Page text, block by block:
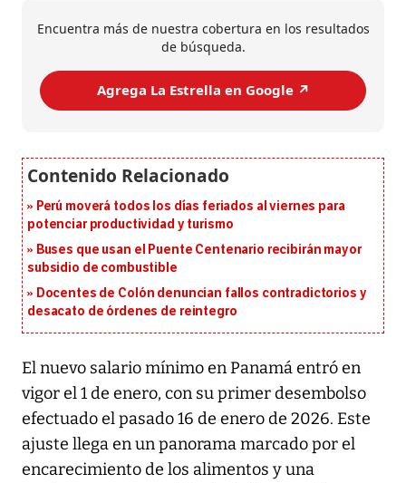
Encuentra más de nuestra cobertura en los resultados
de búsqueda.
Agrega La Estrella en Google ↗️
Perú moverá todos los días feriados al viernes para
potenciar productividad y turismo
Buses que usan el Puente Centenario recibirán mayor
subsidio de combustible
Docentes de Colón denuncian fallos contradictorios y
desacato de órdenes de reintegro
El nuevo salario mínimo en Panamá entró en
vigor el 1 de enero, con su primer desembolso
efectuado el pasado 16 de enero de 2026. Este
ajuste llega en un panorama marcado por el
encarecimiento de los alimentos y una